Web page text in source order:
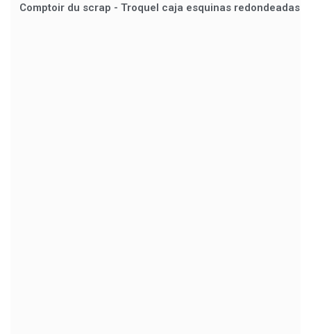
Comptoir du scrap - Troquel caja esquinas redondeadas